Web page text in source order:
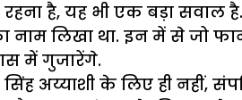
रहना है, यह भी एक बड़ा
लिखा था. इन में से जो
में गुजारेंगे.
अय्याशी के लिए ही नहीं,